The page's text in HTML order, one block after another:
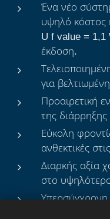
Ένα νέο
υψηλό κόστος
U f value = 1,1
έκδοση.
για
Προαιρετική
της
Εύκολη
ανθεκτικές
Διαρκής αξία
στο
Υπερσύγχρονη